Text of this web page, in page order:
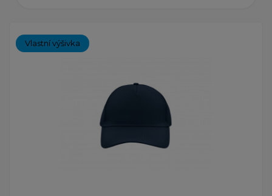
Vlastní výšivka